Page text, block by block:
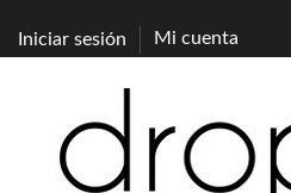
Iniciar sesión
Mi cuenta